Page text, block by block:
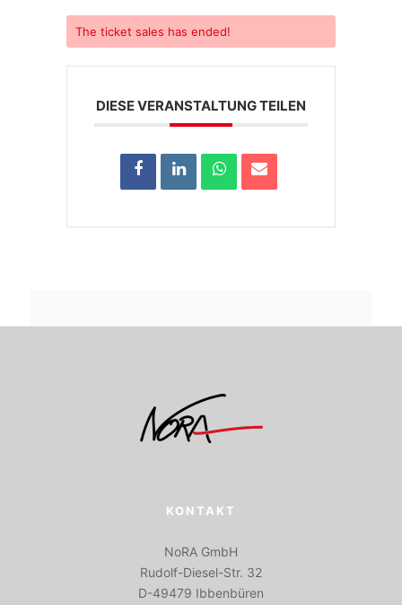
The ticket sales has ended!
DIESE VERANSTALTUNG TEILEN
KONTAKT
NoRA GmbH
Rudolf-Diesel-Str. 32
D-49479 Ibbenbüren